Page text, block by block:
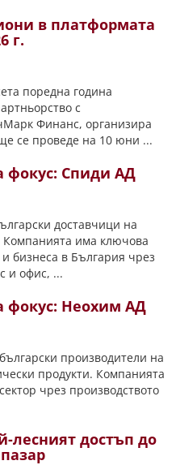
в платформата
г.
поредна година
с
Финанс, организира
се проведе на 10 юни ...
фокус: Спиди АД
доставчици на
Компанията има ключова
бизнеса в България чрез
и офис, ...
фокус: Неохим АД
производители на
продукти. Компанията
чрез производството
лесният достъп до